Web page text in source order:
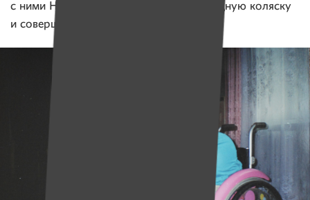
с ними Настя училась осваивать инвалидную коляску
и совершала свои первые падения.